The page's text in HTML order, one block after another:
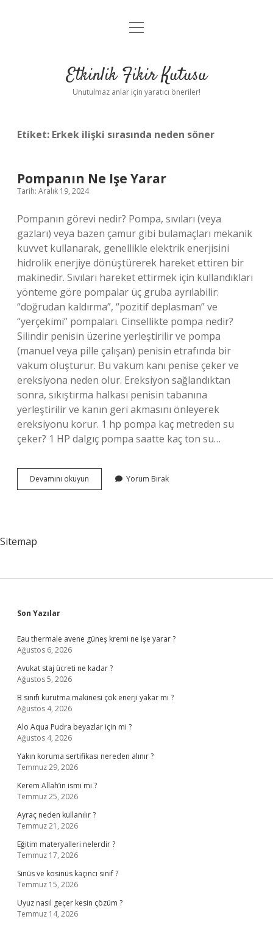
Anasayfa
Yasal Uyarı
menüyü
Etkinlik Fikir Kutusu
Unutulmaz anlar için yaratıcı öneriler!
Etiket: Erkek ilişki sırasında neden söner
Pompanın Ne Işe Yarar
Tarih: Aralık 19, 2024
Pompanın görevi nedir? Pompa, sıvıları (veya
gazları) veya bazen çamur gibi bulamaçları mekanik
kuvvet kullanarak, genellikle elektrik enerjisini
hidrolik enerjiye dönüştürerek hareket ettiren bir
makinedir. Sıvıları hareket ettirmek için kullandıkları
yönteme göre pompalar üç gruba ayrılabilir:
“doğrudan kaldırma”, “pozitif deplasman” ve
“yerçekimi” pompaları. Cinsellikte pompa nedir?
Silindir penisin üzerine yerleştirilir ve pompa
(manuel veya pille çalışan) penisin etrafında bir
vakum oluşturur. Bu vakum kanı penise çeker ve
ereksiyona neden olur. Ereksiyon sağlandıktan
sonra, sıkıştırma halkası penisin tabanına
yerleştirilir ve kanın geri akmasını önleyerek
ereksiyonu korur. 1 hp pompa kaç metreden su
çeker? 1 HP dalgıç pompa saatte kaç ton su…
Devamını okuyun Pompanın
Ne
Yorum Bırak
Sitemap
Sidebar
Son Yazılar
Eau thermale avene güneş kremi ne işe yarar ?
Ağustos 6, 2026
Avukat staj ücreti ne kadar ?
Ağustos 5, 2026
B sınıfı kurutma makinesi çok enerji yakar mı ?
Ağustos 4, 2026
Alo Aqua Pudra beyazlar için mi ?
Ağustos 4, 2026
Yakın koruma sertifikası nereden alınır ?
Temmuz 29, 2026
Kerem Allah’ın ismi mi ?
Temmuz 25, 2026
Ayraç neden kullanılır ?
Temmuz 21, 2026
Eğitim materyalleri nelerdir ?
Temmuz 17, 2026
Sinüs ve kosinüs kaçıncı sınıf ?
Temmuz 15, 2026
Uyuz nasıl geçer kesin çözüm ?
Temmuz 14, 2026